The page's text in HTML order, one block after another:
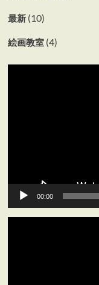
最新(10)
絵画教室(4)
00:00